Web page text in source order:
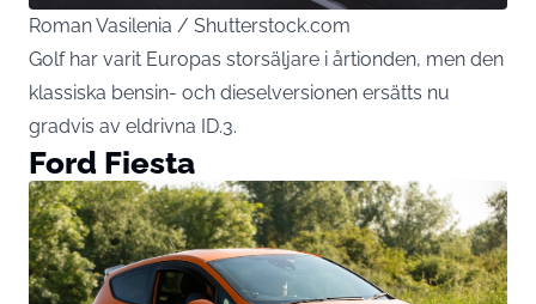
Roman Vasilenia / Shutterstock.com
Golf har varit Europas storsäljare i årtionden, men den
klassiska bensin- och dieselversionen ersätts nu
gradvis av eldrivna ID.3.
Ford Fiesta